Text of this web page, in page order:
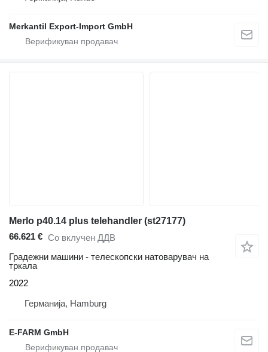
Merkantil Export-Import GmbH
Merlo p40.14 plus telehandler (st27177)
66.621 € Со вклучен ДДВ
Градежни машини - телескопски натоварувач на
тркала
2022
Германија, Hamburg
E-FARM GmbH